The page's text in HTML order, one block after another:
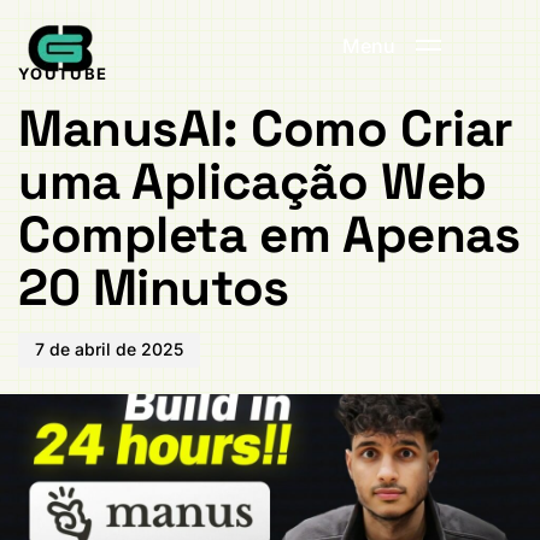
Menu
EM:
YOUTUBE
ManusAI: Como Criar
uma Aplicação Web
Completa em Apenas
20 Minutos
em:
7 de abril de 2025